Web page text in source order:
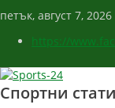
петък, август 7, 2026
https://
Спортни